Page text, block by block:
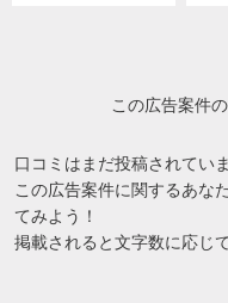
この広告案件
口コミはまだ投稿されていま
この広告案件に関するあな
てみよう！
掲載されると文字数に応じ